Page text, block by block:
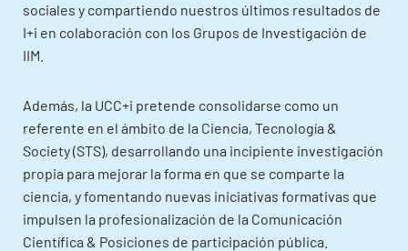
sociales y compartiendo nuestros últimos resultados de
I+i en colaboración con los Grupos de Investigación de
IIM.
Además, la UCC+i pretende consolidarse como un
referente en el ámbito de la Ciencia, Tecnología &
Society (STS), desarrollando una incipiente investigación
propia para mejorar la forma en que se comparte la
ciencia, y fomentando nuevas iniciativas formativas que
impulsen la profesionalización de la Comunicación
Científica & Posiciones de participación pública.